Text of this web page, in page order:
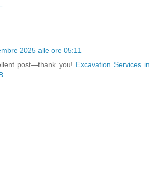
2025 alle ore 05:11
post—thank you! Excavation Services in